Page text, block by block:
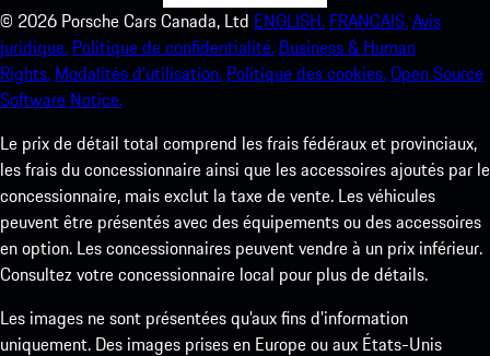
© 2026 Porsche Cars Canada, Ltd ENGLISH. FRANCAIS.Avis
juridique. Politique de confidentialité. Business & Human
Rights. Modalités d’utilisation. Politique des cookies.Open Source
Software Notice.
Le prix de détail total comprend les frais fédéraux et provinciaux,
les frais du concessionnaire ainsi que les accessoires ajoutés par le
concessionnaire, mais exclut la taxe de vente. Les véhicules
peuvent être présentés avec des équipements ou des accessoires
en option. Les concessionnaires peuvent vendre à un prix inférieur.
Consultez votre concessionnaire local pour plus de détails.
Les images ne sont présentées qu’aux fins d’information
uniquement. Des images prises en Europe ou aux États-Unis